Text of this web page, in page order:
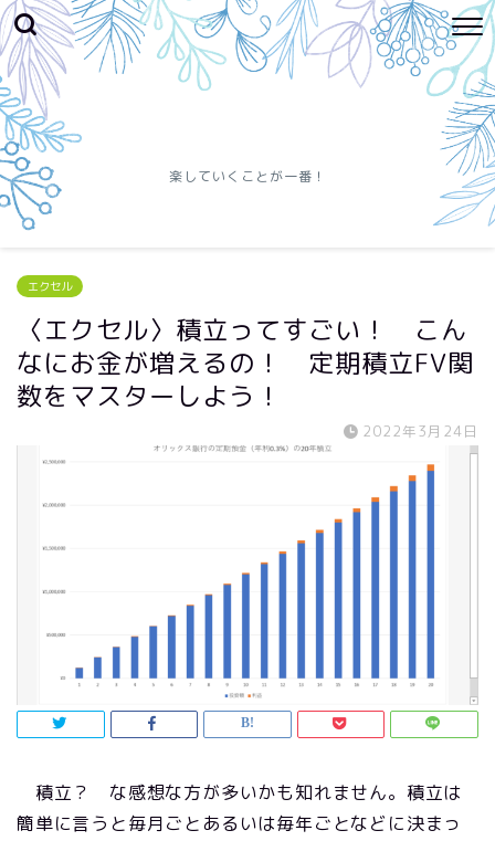
楽していくことが一番！
エクセル
〈エクセル〉積立ってすごい！ こん
なにお金が増えるの！ 定期積立FV関
数をマスターしよう！
2022年3月24日
積立？ な感想な方が多いかも知れません。積立は
簡単に言うと毎月ごとあるいは毎年ごとなどに決まっ